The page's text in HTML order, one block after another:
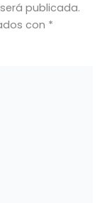
publicada.
con *